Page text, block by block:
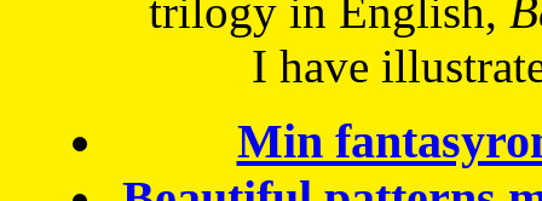
trilogy in English,
I have
Min